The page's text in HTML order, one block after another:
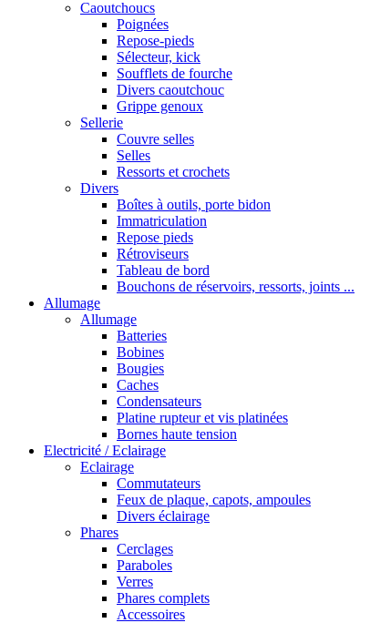
Caoutchoucs
Poignées
Repose-pieds
Sélecteur, kick
Soufflets de fourche
Divers caoutchouc
Grippe genoux
Sellerie
Couvre selles
Selles
Ressorts et crochets
Divers
Boîtes à outils, porte bidon
Immatriculation
Repose pieds
Rétroviseurs
Tableau de bord
Bouchons de réservoirs, ressorts, joints ...
Allumage
Allumage
Batteries
Bobines
Bougies
Caches
Condensateurs
Platine rupteur et vis platinées
Bornes haute tension
Electricité / Eclairage
Eclairage
Commutateurs
Feux de plaque, capots, ampoules
Divers éclairage
Phares
Cerclages
Paraboles
Verres
Phares complets
Accessoires